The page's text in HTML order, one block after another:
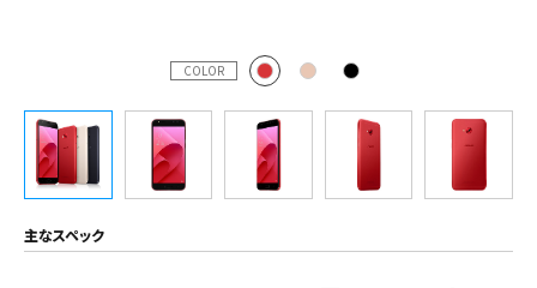
COLOR
主なスペック